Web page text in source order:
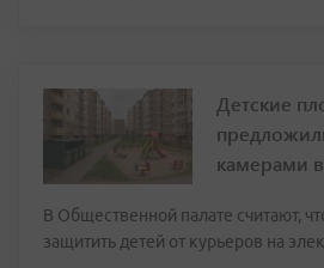
Детские
камерами
В Общественной палате считают,
защитить детей от курьеров на